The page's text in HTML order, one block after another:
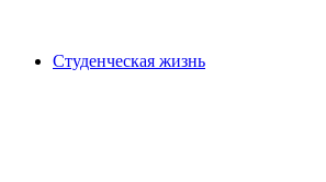
Студенческая жизнь